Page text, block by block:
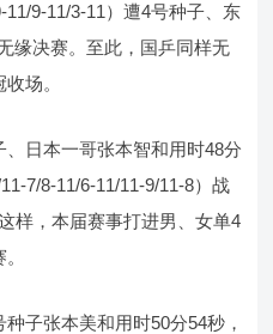
9-11/3-11）遭4号种子、东
缘决赛。至此，国乒同样无
场。
日本一哥张本智和用时48分
7/8-11/6-11/11-9/11-8）战
样，本届赛事打进男、女单4
子张本美和用时50分54秒，